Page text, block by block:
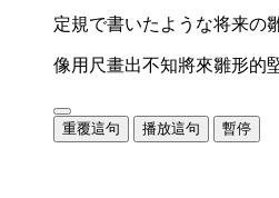
定規で書いたような将来の
像用尺畫出不知將來雛形的
重覆這句 播放這句 暫停